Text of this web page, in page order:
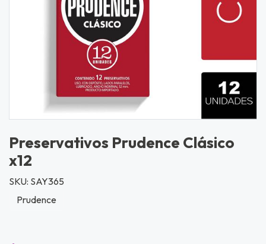
Preservativos Prudence Clásico
x12
SKU: SAY365
Prudence